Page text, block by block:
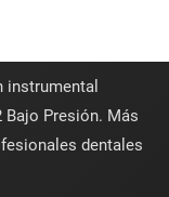
instrumental
Presión. Más
dentales